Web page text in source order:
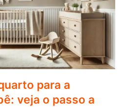
para a
veja o passo a